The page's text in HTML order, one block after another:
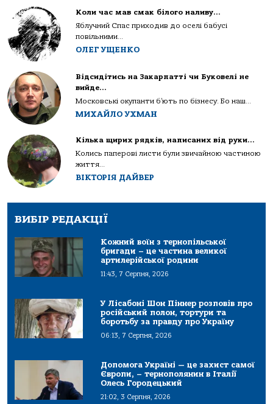
Коли час мав смак білого наливу…
Яблучний Спас приходив до оселі бабусі
повільними...
ОЛЕГ УЩЕНКО
Відсидітись на Закарпатті чи Буковелі не
вийде…
Московські окупанти б’ють по бізнесу. Бо наш...
МИХАЙЛО УХМАН
Кілька щирих рядків, написаних від руки…
Колись паперові листи були звичайною частиною
життя...
ВІКТОРІЯ ДАЙВЕР
ВИБІР РЕДАКЦІЇ
Кожний воїн з тернопільської
бригади – це частина великої
артилерійської родини
11:43, 7 Серпня, 2026
У Лісабоні Шон Піннер розповів про
російський полон, тортури та
боротьбу за правду про Україну
06:13, 7 Серпня, 2026
Допомога Україні — це захист самої
Європи, – тернополянин в Італії
Олесь Городецький
21:02, 3 Серпня, 2026